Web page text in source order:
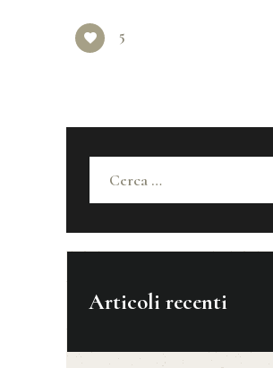
5
per:
Articoli recenti